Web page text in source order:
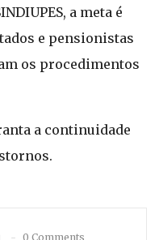
a meta é
e pensionistas
os procedimentos
a continuidade
0 Comments